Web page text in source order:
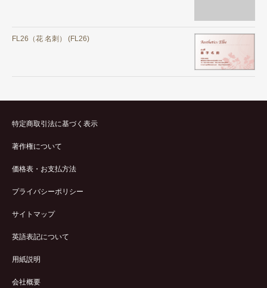
FL26（花 名刺） (FL26)
特定商取引法に基づく表示
著作権について
価格表・お支払方法
プライバシーポリシー
サイトマップ
英語表記について
用紙説明
会社概要